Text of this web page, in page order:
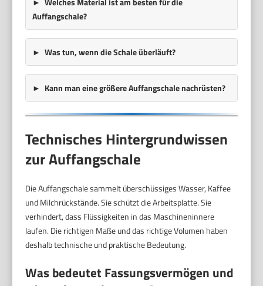
Auffangschale?
Was tun, wenn die Schale überläuft?
Kann man eine größere Auffangschale nachrüsten?
Technisches Hintergrundwissen
zur Auffangschale
Die Auffangschale sammelt überschüssiges Wasser, Kaffee
und Milchrückstände. Sie schützt die Arbeitsplatte. Sie
verhindert, dass Flüssigkeiten in das Maschineninnere
laufen. Die richtigen Maße und das richtige Volumen haben
deshalb technische und praktische Bedeutung.
Was bedeutet Fassungsvermögen und